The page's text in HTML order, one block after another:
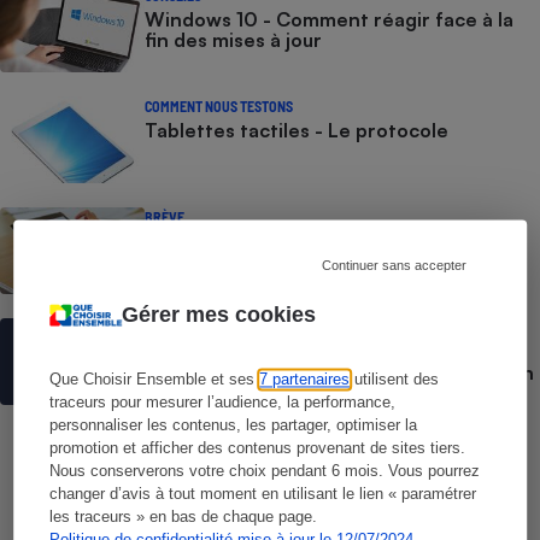
Gérer mes cookies
Que Choisir Ensemble et ses7 partenaires utilisent des
traceurs pour mesurer l’audience, la performance,
personnaliser les contenus, les partager, optimiser la
promotion et afficher des contenus provenant de sites tiers.
Nous conserverons votre choix pendant 6 mois. Vous pourrez
changer d’avis à tout moment en utilisant le lien « paramétrer
les traceurs » en bas de chaque page.
Continuer sans accepter
Windows 10 - Comment réagir face à la
fin des mises à jour
COMMENT NOUS TESTONS
Tablettes tactiles - Le protocole
BRÈVE
Windows : nos tests révèlent les vraies
solution d’authentification rapide made in
France ?
Que Choisir
Cafetière à expressos